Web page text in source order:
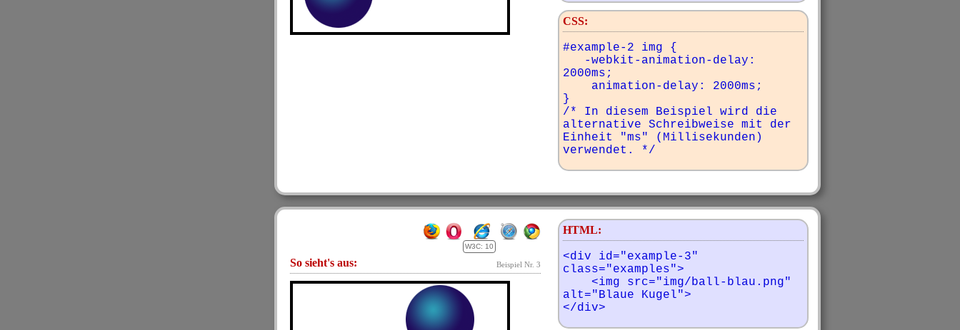
CSS:
#example-2 img {
2000ms;
}
/* In diesem Beispiel wird die
alternative Schreibweise mit der
Einheit "ms" (Millisekunden)
verwendet. */
HTML:
<div id="example-3"
class="examples">
alt="Blaue Kugel">
</div>
W3C: 10
Beispiel Nr. 3
So sieht's aus: